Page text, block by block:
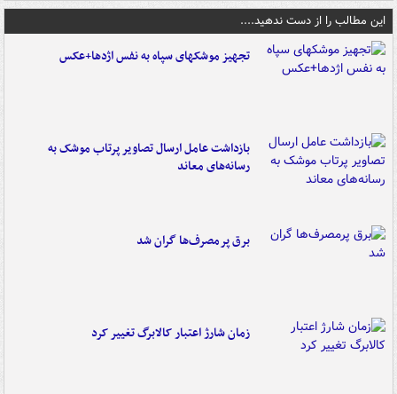
این مطالب را از دست ندهید....
تجهیز موشکهای سپاه به نفس اژدها+عکس
بازداشت عامل ارسال تصاویر پرتاب موشک به
رسانه‌های معاند
برق پرمصرف‌ها گران شد
زمان شارژ اعتبار کالابرگ تغییر کرد